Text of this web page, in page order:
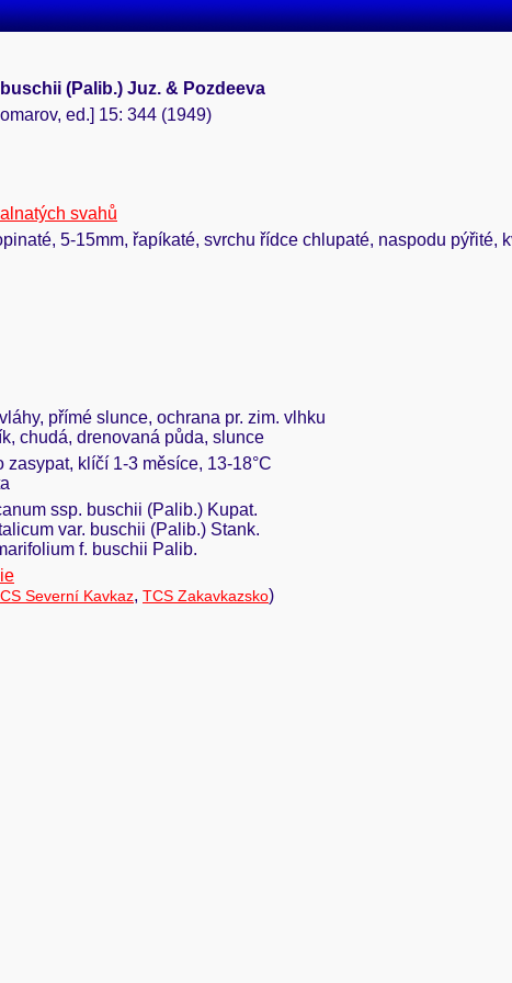
buschii (Palib.) Juz. & Pozdeeva
ed.] 15: 344 (1949)
svahů
5-15mm, řapíkaté, svrchu řídce chlupaté, naspodu
přímé slunce, ochrana pr. zim. vlhku
chudá, drenovaná půda, slunce
zasypat, klíčí 1-3 měsíce, 13-18°C
ssp. buschii (Palib.) Kupat.
var. buschii (Palib.) Stank.
f. buschii Palib.
Severní Kavkaz, TCS Zakavkazsko)